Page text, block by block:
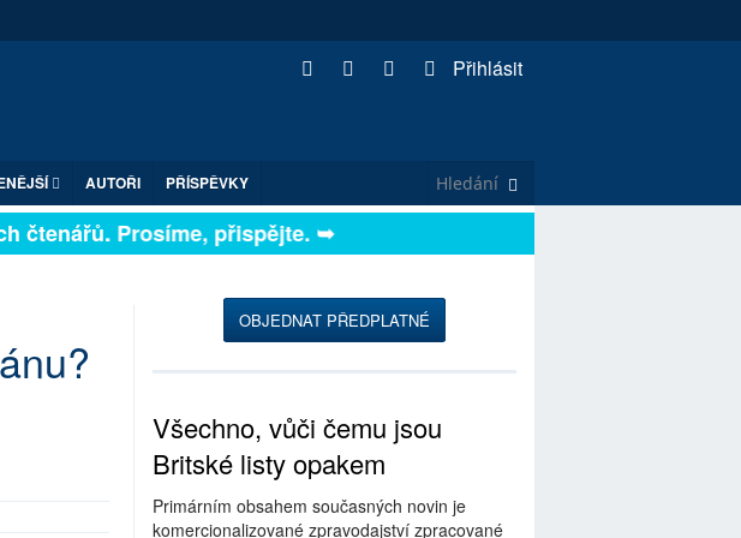
Přihlásit
AUTOŘI PŘÍSPĚVKY
Prosíme, přispějte. ➥
OBJEDNAT PŘEDPLATNÉ
Všechno, vůči čemu jsou
Britské listy opakem
Primárním obsahem současných novin je
komercionalizované zpravodajství zpracované